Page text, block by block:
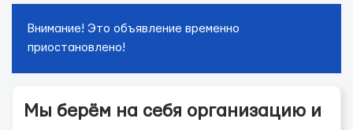
Внимание! Это объявление временно
приостановлено!
Мы берём на себя организацию и